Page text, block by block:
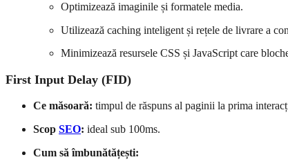
Optimizează imaginile și formatele media.
Utilizează caching inteligent și rețele de livrare a
Minimizează resursele CSS și JavaScript care
First Input Delay (FID)
Ce măsoară: timpul de răspuns al paginii la prima
Scop SEO: ideal sub 100ms.
Cum să îmbunătățești: